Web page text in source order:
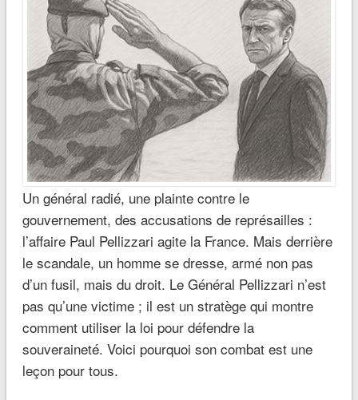
Un général radié, une plainte contre le
gouvernement, des accusations de représailles :
l’affaire Paul Pellizzari agite la France. Mais derrière
le scandale, un homme se dresse, armé non pas
d’un fusil, mais du droit. Le Général Pellizzari n’est
pas qu’une victime ; il est un stratège qui montre
comment utiliser la loi pour défendre la
souveraineté. Voici pourquoi son combat est une
leçon pour tous.